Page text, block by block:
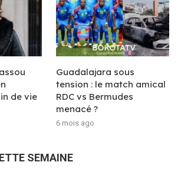
de vie
Guadalajara sous
tension : le match amical
RDC vs Bermudes
menacé ?
6 mois ago
SEMAINE